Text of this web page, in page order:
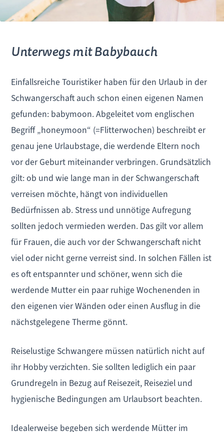
Unterwegs mit Babybauch
Einfallsreiche Touristiker haben für den Urlaub in der
Schwangerschaft auch schon einen eigenen Namen
gefunden: babymoon. Abgeleitet vom englischen
Begriff „honeymoon“ (=Flitterwochen) beschreibt er
genau jene Urlaubstage, die werdende Eltern noch
vor der Geburt miteinander verbringen. Grundsätzlich
gilt: ob und wie lange man in der Schwangerschaft
verreisen möchte, hängt von individuellen
Bedürfnissen ab. Stress und unnötige Aufregung
sollten jedoch vermieden werden. Das gilt vor allem
für Frauen, die auch vor der Schwangerschaft nicht
viel oder nicht gerne verreist sind. In solchen Fällen ist
es oft entspannter und schöner, wenn sich die
werdende Mutter ein paar ruhige Wochenenden in
den eigenen vier Wänden oder einen Ausflug in die
nächstgelegene Therme gönnt.
Reiselustige Schwangere müssen natürlich nicht auf
ihr Hobby verzichten. Sie sollten lediglich ein paar
Grundregeln in Bezug auf Reisezeit, Reiseziel und
hygienische Bedingungen am Urlaubsort beachten.
Idealerweise begeben sich werdende Mütter im